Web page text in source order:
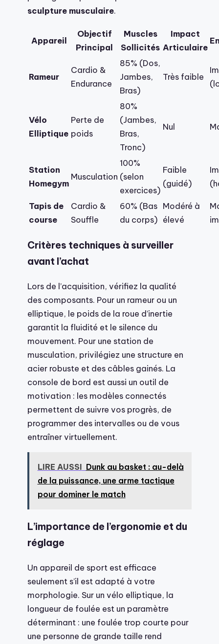
sculpture musculaire.
Appareil
Objectif
Principal
Muscles
Sollicités
Impact
Articulaire
Rameur
Cardio &
Endurance
85% (Dos,
Jambes,
Bras)
Très faible
Vélo
Elliptique
Perte de
poids
80%
(Jambes,
Bras,
Tronc)
Nul
Station
Homegym
Musculation
100%
(selon
exercices)
Faible
(guidé)
Tapis de
course
Cardio &
Souffle
60% (Bas
du corps)
Modéré à
élevé
Critères techniques à surveiller
avant l’achat
Lors de l’acquisition, vérifiez la qualité
des composants. Pour un rameur ou un
elliptique, le poids de la roue d’inertie
garantit la fluidité et le silence du
mouvement. Pour une station de
musculation, privilégiez une structure en
acier robuste et des câbles gainés. La
console de bord est aussi un outil de
motivation : les modèles connectés
permettent de suivre vos progrès, de
programmer des intervalles ou de vous
entraîner virtuellement.
LIRE AUSSI Dunk au basket : au-delà
de la puissance, une arme tactique
pour dominer le match
L’importance de l’ergonomie et du
réglage
Un appareil de sport est efficace
seulement s’il est adapté à votre
morphologie. Sur un vélo elliptique, la
longueur de foulée est un paramètre
déterminant : une foulée trop courte pour
une personne de grande taille rend